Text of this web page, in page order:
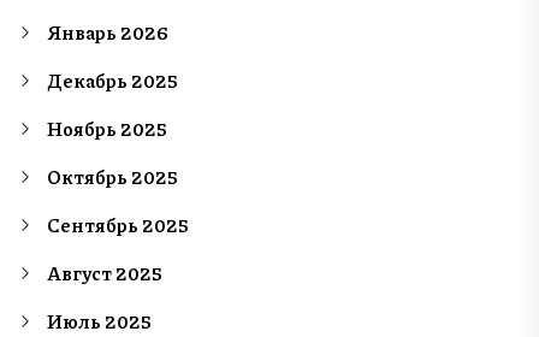
Январь 2026
Декабрь 2025
Ноябрь 2025
Октябрь 2025
Сентябрь 2025
Август 2025
Июль 2025